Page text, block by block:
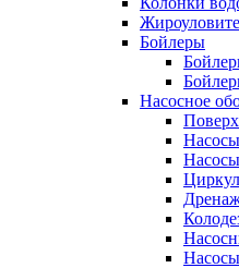
Бойлеры
Насосное